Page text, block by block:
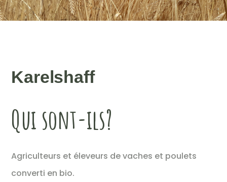
Karelshaff
Qui sont-ils?
Agriculteurs et éleveurs de vaches et poulets
converti en bio.